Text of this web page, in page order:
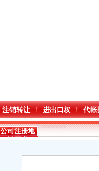
注销转让 进出口权 代帐
公司注册地
址要求